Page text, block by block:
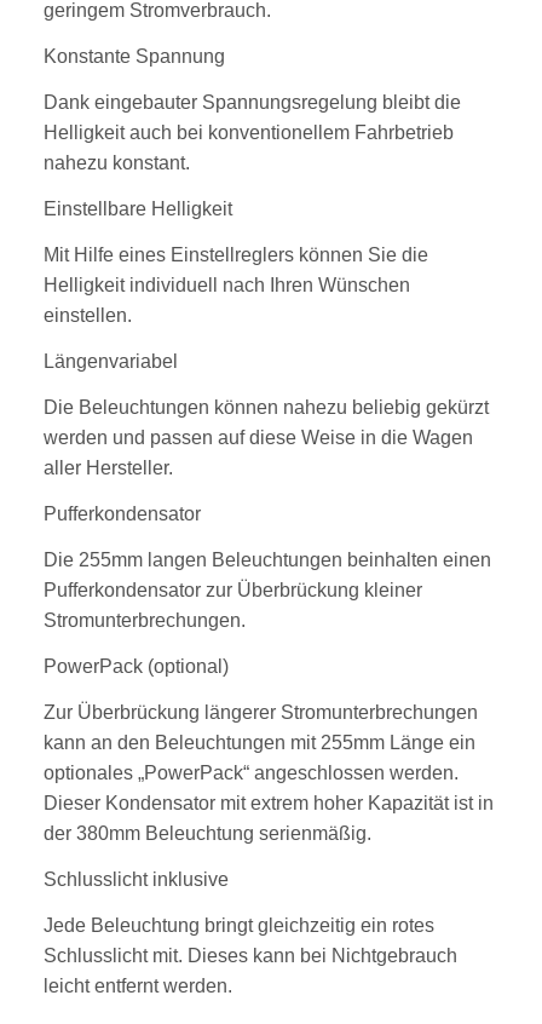
geringem Stromverbrauch.
Konstante Spannung
Dank eingebauter Spannungsregelung bleibt die
Helligkeit auch bei konventionellem Fahrbetrieb
nahezu konstant.
Einstellbare Helligkeit
Mit Hilfe eines Einstellreglers können Sie die
Helligkeit individuell nach Ihren Wünschen
einstellen.
Längenvariabel
Die Beleuchtungen können nahezu beliebig gekürzt
werden und passen auf diese Weise in die Wagen
aller Hersteller.
Pufferkondensator
Die 255mm langen Beleuchtungen beinhalten einen
Pufferkondensator zur Überbrückung kleiner
Stromunterbrechungen.
PowerPack (optional)
Zur Überbrückung längerer Stromunterbrechungen
kann an den Beleuchtungen mit 255mm Länge ein
optionales „PowerPack“ angeschlossen werden.
Dieser Kondensator mit extrem hoher Kapazität ist in
der 380mm Beleuchtung serienmäßig.
Schlusslicht inklusive
Jede Beleuchtung bringt gleichzeitig ein rotes
Schlusslicht mit. Dieses kann bei Nichtgebrauch
leicht entfernt werden.